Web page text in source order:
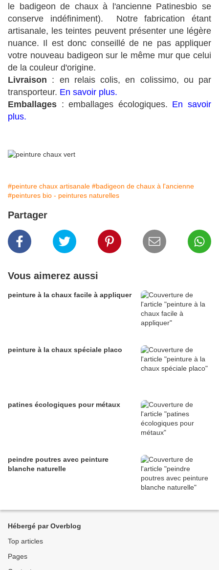
le badigeon de chaux à l'ancienne Patinesbio se
conserve indéfiniment). Notre fabrication étant
artisanale, les teintes peuvent présenter une légère
nuance. Il est donc conseillé de ne pas appliquer
votre nouveau badigeon sur le même mur que celui
de la couleur d'origine.
Livraison : en relais colis, en colissimo, ou par
transporteur. En savoir plus.
Emballages : emballages écologiques. En savoir
plus.
#peinture chaux artisanale #badigeon de chaux à l'ancienne
#peintures bio - peintures naturelles
Partager
Vous aimerez aussi
peinture à la chaux facile à appliquer
peinture à la chaux spéciale placo
patines écologiques pour métaux
peindre poutres avec peinture
blanche naturelle
Hébergé par Overblog
Top articles
Pages